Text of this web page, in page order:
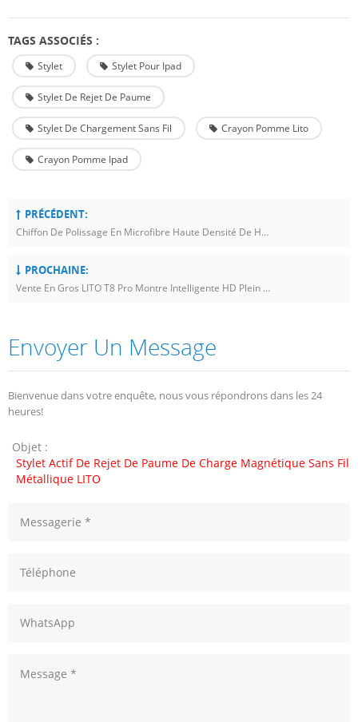
TAGS ASSOCIÉS :
Stylet Stylet Pour Ipad
Stylet De Rejet De Paume
Stylet De Chargement Sans Fil Crayon Pomme Lito
Crayon Pomme Ipad
PRÉCÉDENT:
Chiffon De Polissage En Microfibre Haute Densité De Haute Qualité Lito En Gros
PROCHAINE:
Vente En Gros LITO T8 Pro Montre Intelligente HD Plein Écran Étanche Bluetooth Appel Fitness Tracker Ultra Montres Pour Android IOS
Envoyer Un Message
Bienvenue dans votre enquête, nous vous répondrons dans les 24
heures!
Objet :
Stylet Actif De Rejet De Paume De Charge Magnétique Sans Fil
Métallique LITO